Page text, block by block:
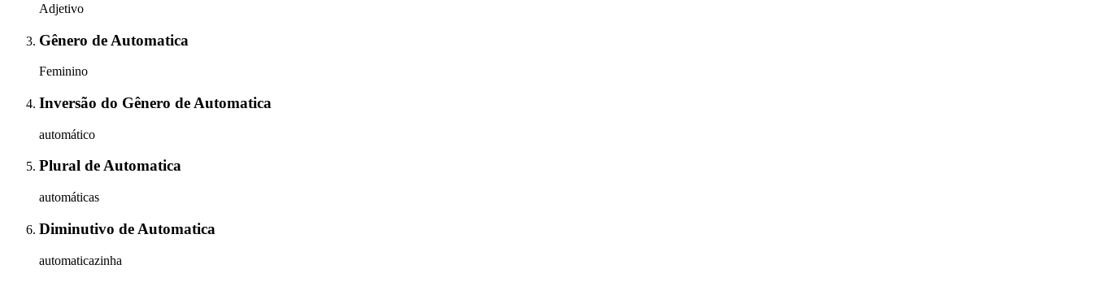
Adjetivo
Gênero de Automatica
Feminino
Inversão do Gênero de Automatica
automático
Plural deAutomatica
automáticas
Diminutivo de Automatica
automaticazinha